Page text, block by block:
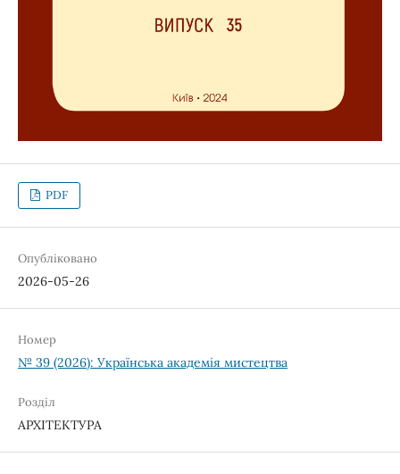
PDF
Опубліковано
2026-05-26
Номер
№ 39 (2026): Українська академія мистецтва
Розділ
АРХІТЕКТУРА